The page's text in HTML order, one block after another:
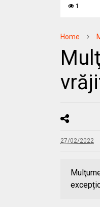
1
Home
27/02/2022